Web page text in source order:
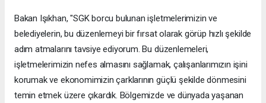
Bakan Işıkhan, "SGK borcu bulunan işletmelerimizin ve
belediyelerin, bu düzenlemeyi bir fırsat olarak görüp hızlı şekilde
adım atmalarını tavsiye ediyorum. Bu düzenlemeleri,
işletmelerimizin nefes almasını sağlamak, çalışanlarımızın işini
korumak ve ekonomimizin çarklarının güçlü şekilde dönmesini
temin etmek üzere çıkardık. Bölgemizde ve dünyada yaşanan